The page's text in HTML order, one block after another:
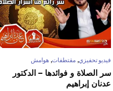
فيديو تحفيزي, مقتطفات, هوامش
سر الصلاة و فوائدها – الدكتور
عدنان إبراهيم